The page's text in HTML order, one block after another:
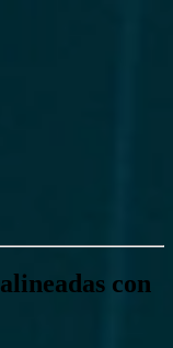
alineadas con